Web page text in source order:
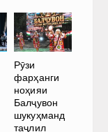
Рӯзи
фарҳанги
ноҳияи
Балҷувон
шукуҳманд
таҷлил